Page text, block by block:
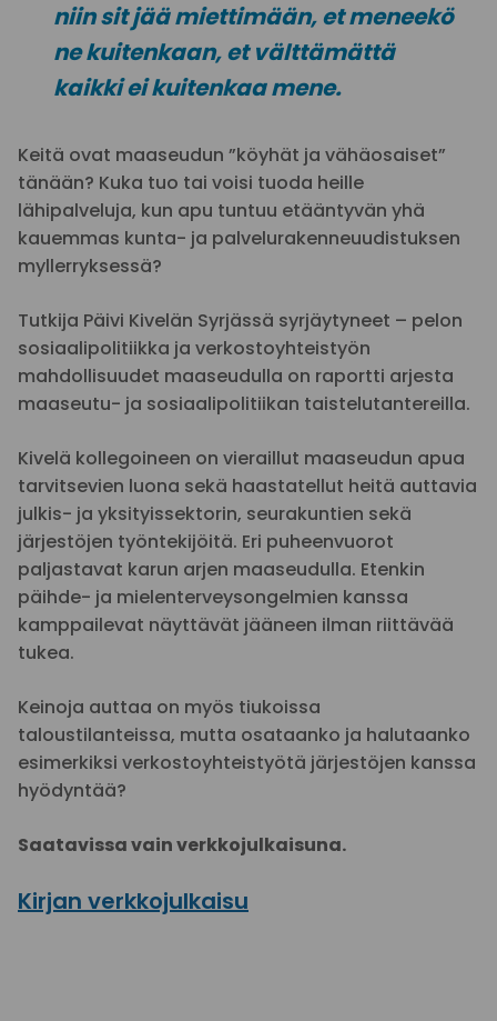
niin sit jää miettimään, et meneekö
ne kuitenkaan, et välttämättä
kaikki ei kuitenkaa mene.
Keitä ovat maaseudun ”köyhät ja vähäosaiset”
tänään? Kuka tuo tai voisi tuoda heille
lähipalveluja, kun apu tuntuu etääntyvän yhä
kauemmas kunta- ja palvelurakenneuudistuksen
myllerryksessä?
Tutkija Päivi Kivelän Syrjässä syrjäytyneet – pelon
sosiaalipolitiikka ja verkostoyhteistyön
mahdollisuudet maaseudulla on raportti arjesta
maaseutu- ja sosiaalipolitiikan taistelutantereilla.
Kivelä kollegoineen on vieraillut maaseudun apua
tarvitsevien luona sekä haastatellut heitä auttavia
julkis- ja yksityissektorin, seurakuntien sekä
järjestöjen työntekijöitä. Eri puheenvuorot
paljastavat karun arjen maaseudulla. Etenkin
päihde- ja mielenterveysongelmien kanssa
kamppailevat näyttävät jääneen ilman riittävää
tukea.
Keinoja auttaa on myös tiukoissa
taloustilanteissa, mutta osataanko ja halutaanko
esimerkiksi verkostoyhteistyötä järjestöjen kanssa
hyödyntää?
Saatavissa vain verkkojulkaisuna.
Kirjan verkkojulkaisu